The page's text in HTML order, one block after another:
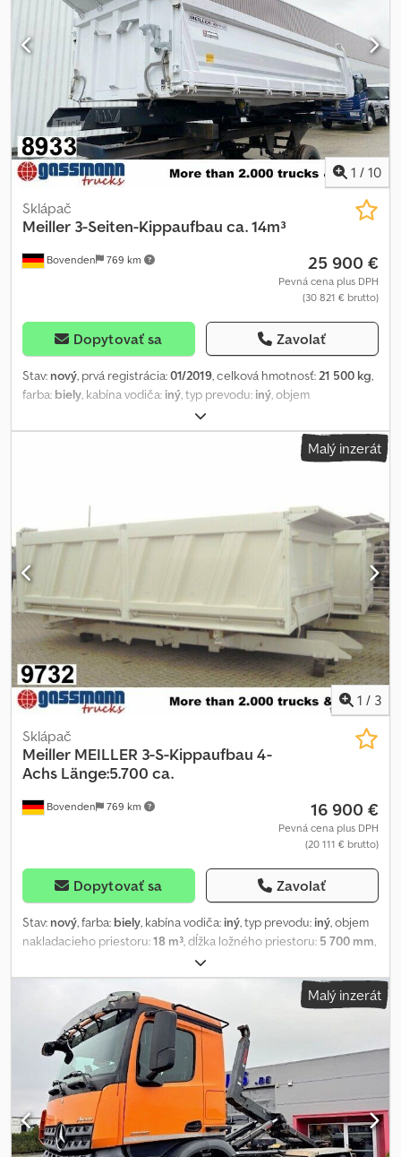
1 / 10
Bovenden 769 km
Sklápač
Meiller 3-Seiten-Kippaufbau ca. 14m³
25 900 €
Pevná cena plus DPH
(30 821 € brutto)
Dopytovať sa Zavolať
Stav: nový, prvá registrácia:01/2019, celková hmotnosť:21 500 kg,
farba: biely, kabína vodiča: iný, typ prevodu: iný, objem
, dĺžka ložného priestoru:
šírka ložného priestoru:2 380 mm, výška ložného priestoru:1 000
, Umiestnenie vozidla: Bovenden, oceľová
rok výroby 2019! Demontáž z vozidla Daimler-Benz Arocs 4145 K
8x4/4 s rázvorom 4550 mm a listovým odpružením! UDÁVANÉ
PRÍSLUŠENSTVO BEZ ZÁRUKY, zmeny, predaj vyhradený a chyby
vyhradené!
Malý inzerát
1 / 3
Bovenden 769 km
Sklápač
Meiller MEILLER 3-S-Kippaufbau 4-
Achs Länge:5.700 ca.
16 900 €
Pevná cena plus DPH
(20 111 € brutto)
Dopytovať sa Zavolať
Stav: nový, farba: biely, kabína vodiča: iný, typ prevodu: iný, objem
nakladacieho priestoru:18 m³, dĺžka ložného priestoru: 5 700 mm,
2 300 mm, výška ložného priestoru:
mm, Rok výroby:2011, Location of vehicle: Bovenden,
Chsdpfovhknijx Alcoa Body: For MAN and Mercedes-Benz 4-axle
chassis from 4200 mm wheelbase, approx. 18.3 m³ ACCESSORY
SPECIFICATIONS WITHOUT GUARANTEE, subject to change, prior
sale, and errors excepted!
Malý inzerát